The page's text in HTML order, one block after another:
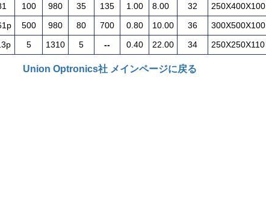
100 980 35 135 1.00 8.00 32
250X400X100
500 980 80 700 0.80 10.00 36
300X500X100
5 1310 5 -- 0.40 22.00 34 250X250X110
Union Optronics社 メインページに戻る